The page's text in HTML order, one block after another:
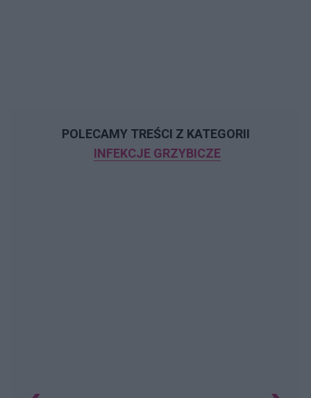
POLECAMY TREŚCI Z KATEGORII
INFEKCJE GRZYBICZE